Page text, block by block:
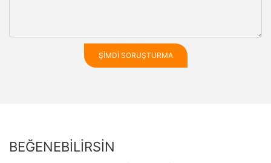
ŞIMDI SORUŞTURMA
BEĞENEBILIRSIN